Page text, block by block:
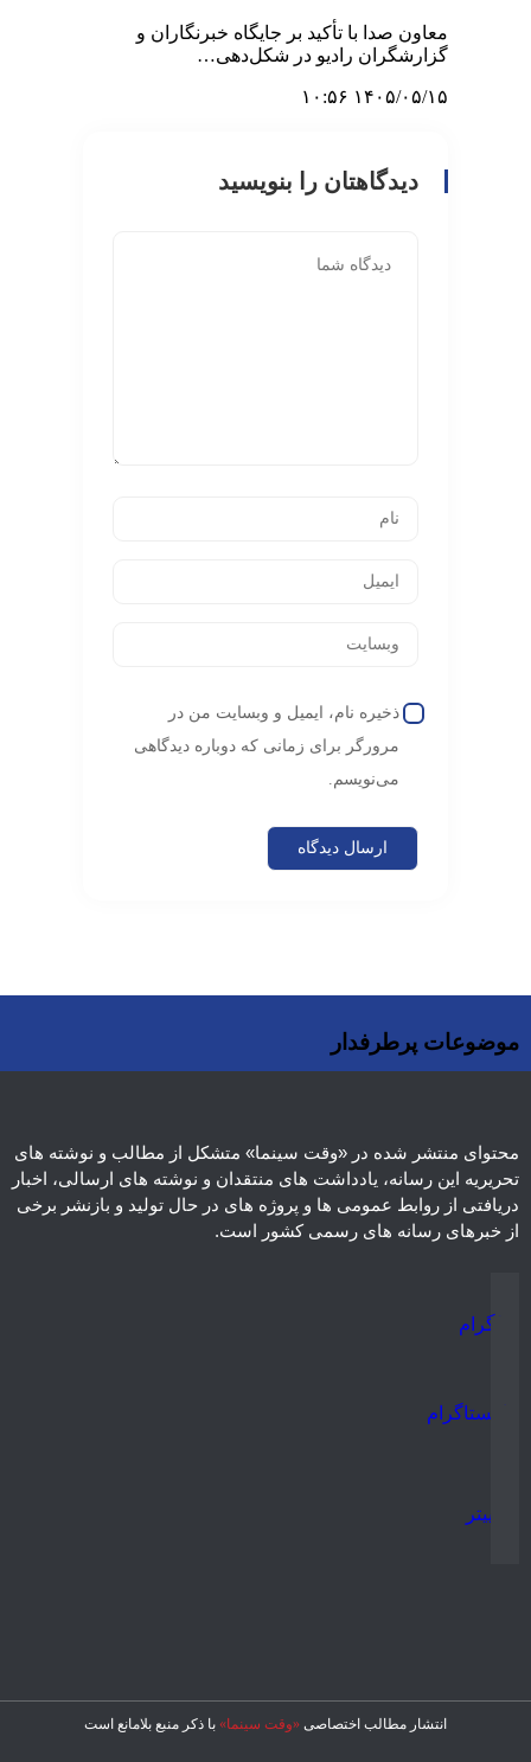
معاون صدا با تأکید بر جایگاه خبرنگاران و
گزارشگران رادیو در شکل‌دهی…
۱۴۰۵/۰۵/۱۵ ۱۰:۵۶
دیدگاهتان را بنویسید
ذخیره نام، ایمیل و وبسایت من در
مرورگر برای زمانی که دوباره دیدگاهی
می‌نویسم.
موضوعات پرطرفدار
محتوای منتشر شده در «وقت سینما» متشکل از مطالب و نوشته های
تحریریه این رسانه، یادداشت های منتقدان و نوشته های ارسالی، اخبار
دریافتی از روابط عمومی ها و پروژه های در حال تولید و بازنشر برخی
از خبرهای رسانه های رسمی کشور است.
تلگرام
اینستاگرام
توییتر
انتشار مطالب اختصاصی «وقت سینما» با ذکر منبع بلامانع است